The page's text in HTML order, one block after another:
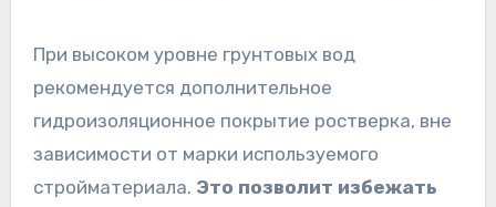
При высоком уровне грунтовых вод
рекомендуется дополнительное
гидроизоляционное покрытие ростверка, вне
зависимости от марки используемого
стройматериала. Это позволит избежать